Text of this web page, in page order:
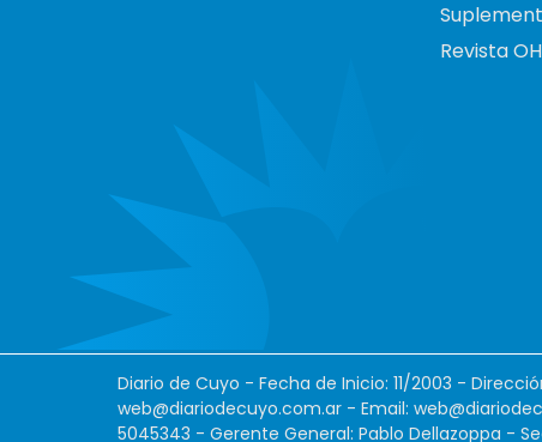
Revista OH
Diario de Cuyo - Fecha de Inicio: 11/2003 -
web@diariodecuyo.com.ar - Email:
5045343 - Gerente General: Pablo Dellazoppa -